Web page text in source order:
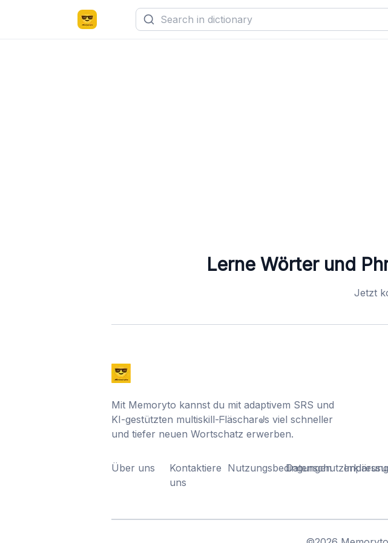
Lerne Wörter und
Jetzt
Mit Memoryto kannst du mit adaptivem SRS und
KI-gestützten multiskill-ᖴläscharᖙs viel schneller
und tiefer neuen Wortschatz erwerben.
Über uns
Kontaktiere
uns
Nutzungsbedingungen